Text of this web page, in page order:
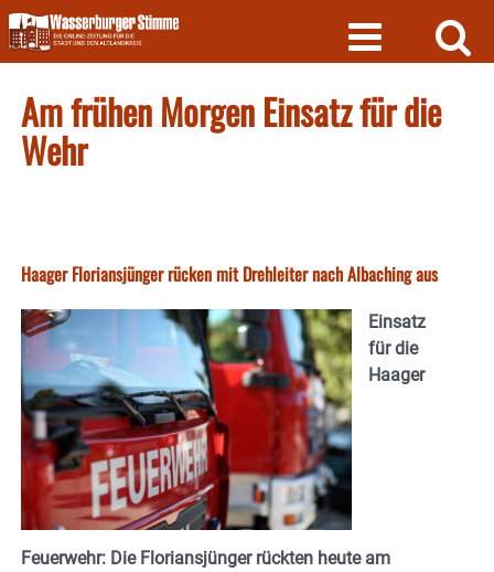
Skip
to
content
Am frühen Morgen Einsatz für die
Wehr
Haager Floriansjünger rücken mit Drehleiter nach Albaching aus
Einsatz
für die
Haager
Feuerwehr: Die Floriansjünger rückten heute am